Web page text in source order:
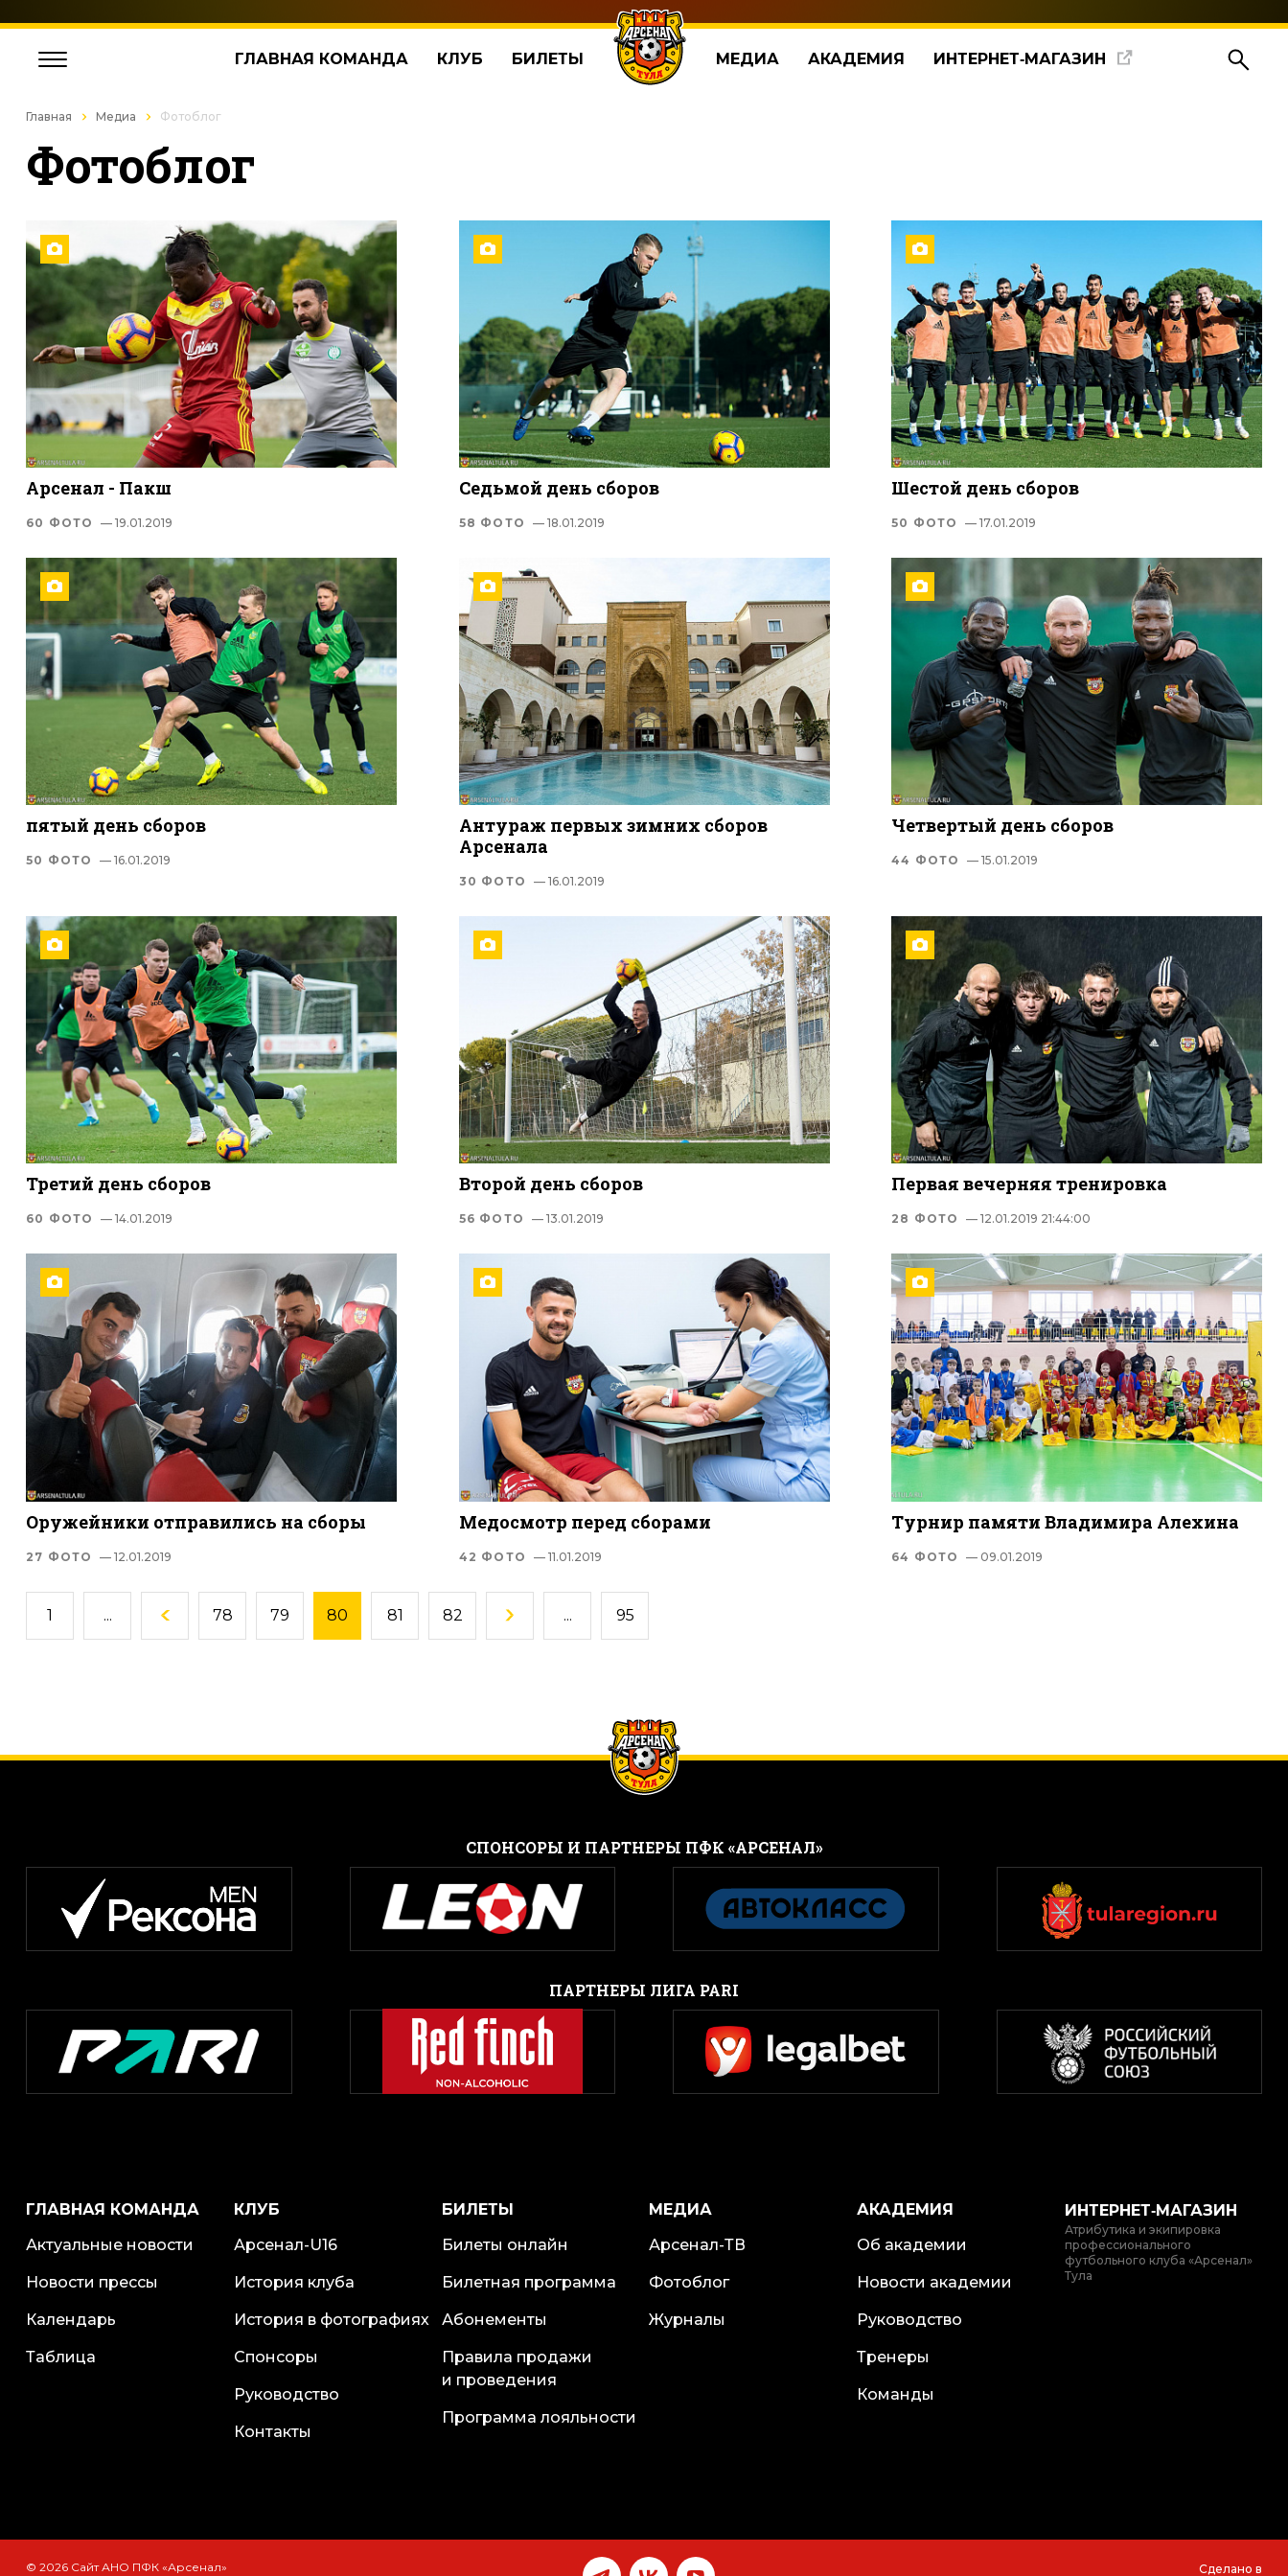
ГЛАВНАЯ КОМАНДА КЛУБ БИЛЕТЫ МЕДИА АКАДЕМИЯ ИНТЕРНЕТ‑МАГАЗИН
Главная Медиа Фотоблог
Фотоблог
Арсенал - Пакш
60 ФОТО — 19.01.2019
Седьмой день сборов
58 ФОТО — 18.01.2019
Шестой день сборов
50 ФОТО — 17.01.2019
пятый день сборов
50 ФОТО — 16.01.2019
Антураж первых зимних сборов
Арсенала
30 ФОТО — 16.01.2019
Четвертый день сборов
44 ФОТО — 15.01.2019
Третий день сборов
60 ФОТО — 14.01.2019
Второй день сборов
56 ФОТО — 13.01.2019
Первая вечерняя тренировка
28 ФОТО — 12.01.2019 21:44:00
Оружейники отправились на сборы
27 ФОТО — 12.01.2019
Медосмотр перед сборами
42 ФОТО — 11.01.2019
Турнир памяти Владимира Алехина
64 ФОТО — 09.01.2019
1 ... 78 79 80 81 82 ... 95
CПОНСОРЫ И ПАРТНЕРЫ ПФК «АРСЕНАЛ»
ПАРТНЕРЫ ЛИГА PARI
ГЛАВНАЯ КОМАНДА
Актуальные новости
Новости прессы
Календарь
Таблица
КЛУБ
Арсенал-U16
История клуба
История в фотографиях
Спонсоры
Руководство
Контакты
БИЛЕТЫ
Билеты онлайн
Билетная программа
Абонементы
Правила продажи
и проведения
Программа лояльности
МЕДИА
Арсенал-ТВ
Фотоблог
Журналы
АКАДЕМИЯ
Об академии
Новости академии
Руководство
Тренеры
Команды
ИНТЕРНЕТ‑МАГАЗИН
Атрибутика и экипировка
профессионального
футбольного клуба «Арсенал»
Тула
© 2026 Сайт АНО ПФК «Арсенал» Сделано в